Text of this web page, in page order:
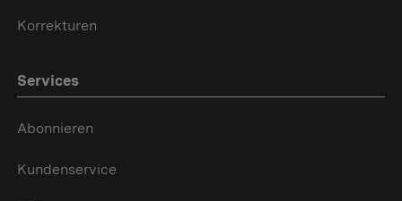
Korrekturen
Services
Abonnieren
Kundenservice